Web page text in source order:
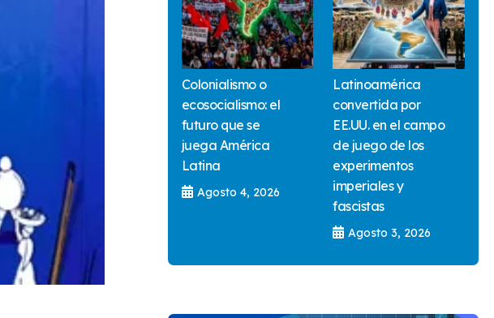
Colonialismo o
ecosocialismo: el
futuro que se
juega América
Latina
Agosto 4, 2026
Latinoamérica
convertida por
EE.UU. en el campo
de juego de los
experimentos
imperiales y
fascistas
Agosto 3, 2026